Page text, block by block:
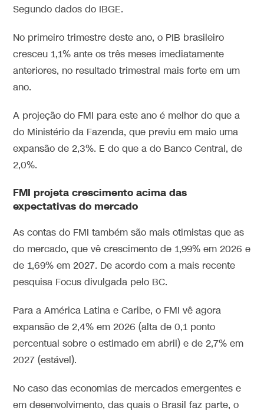
Segundo dados do IBGE.
No primeiro trimestre deste ano, o PIB brasileiro
cresceu 1,1% ante os três meses imediatamente
anteriores, no resultado trimestral mais forte em um
ano.
A projeção do FMI para este ano é melhor do que a
do Ministério da Fazenda, que previu em maio uma
expansão de 2,3%. E do que a do Banco Central, de
2,0%.
FMI projeta crescimento acima das
expectativas do mercado
As contas do FMI também são mais otimistas que as
do mercado, que vê crescimento de 1,99% em 2026 e
de 1,69% em 2027. De acordo com a mais recente
pesquisa Focus divulgada pelo BC.
Para a América Latina e Caribe, o FMI vê agora
expansão de 2,4% em 2026 (alta de 0,1 ponto
percentual sobre o estimado em abril) e de 2,7% em
2027 (estável).
No caso das economias de mercados emergentes e
em desenvolvimento, das quais o Brasil faz parte, o